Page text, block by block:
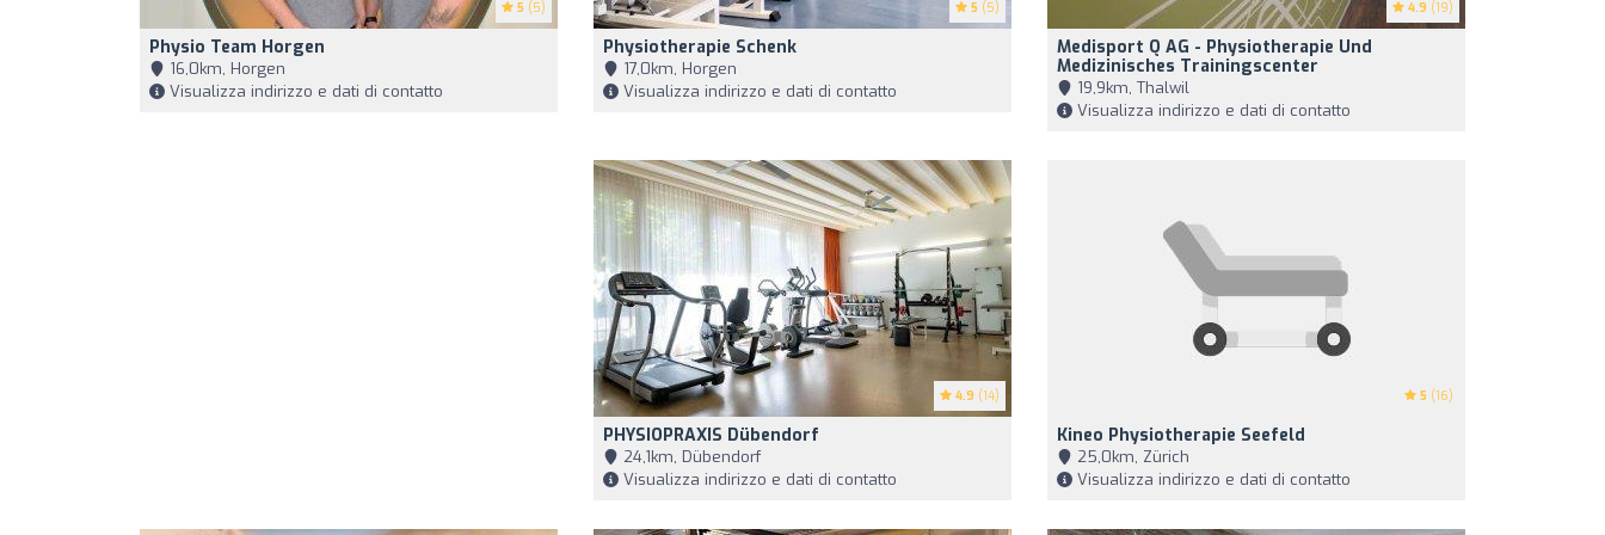
5 (5)
Physio Team Horgen
16,0km, Horgen
Visualizza indirizzo e dati di contatto
5 (5)
Physiotherapie Schenk
17,0km, Horgen
Visualizza indirizzo e dati di contatto
4.9 (19)
Medisport Q AG - Physiotherapie Und
Medizinisches Trainingscenter
19,9km, Thalwil
Visualizza indirizzo e dati di contatto
4.9 (14)
PHYSIOPRAXIS Dübendorf
24,1km, Dübendorf
Visualizza indirizzo e dati di contatto
5 (16)
Kineo Physiotherapie Seefeld
25,0km, Zürich
Visualizza indirizzo e dati di contatto